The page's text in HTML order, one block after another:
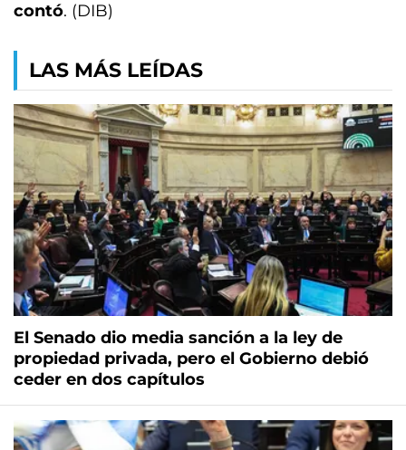
contó. (DIB)
LAS MÁS LEÍDAS
El Senado dio media sanción a la ley de
propiedad privada, pero el Gobierno debió
ceder en dos capítulos